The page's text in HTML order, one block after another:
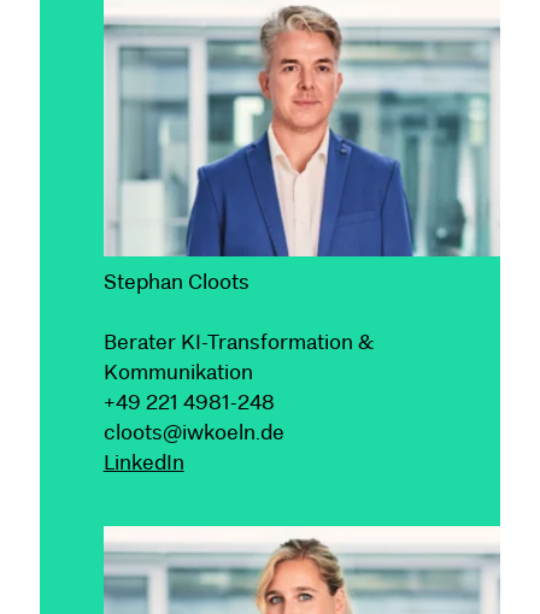
Stephan Cloots
Berater KI-Transformation &
Kommunikation
+49 221 4981-248
cloots@iwkoeln.de
LinkedIn